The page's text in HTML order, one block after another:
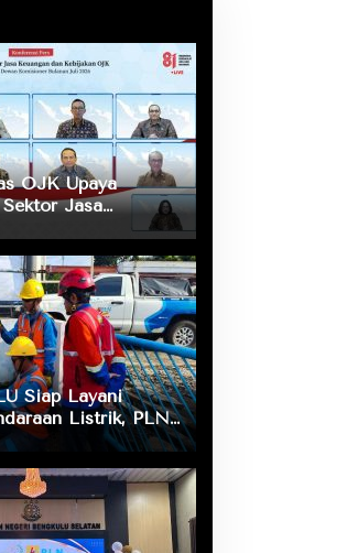
OJK Upaya
Jasa
Siap Layani
Listrik, PLN
Lakukan